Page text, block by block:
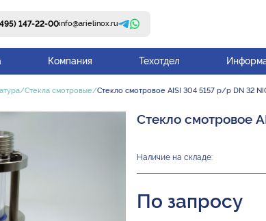
147-22-00info@arielinox.ru
Компания Техотдел
Стекла смотровые Стекло смотровое AISI 304 5157 р/р DN 32
Стекло смотровое
Наличие на складе:
По запросу